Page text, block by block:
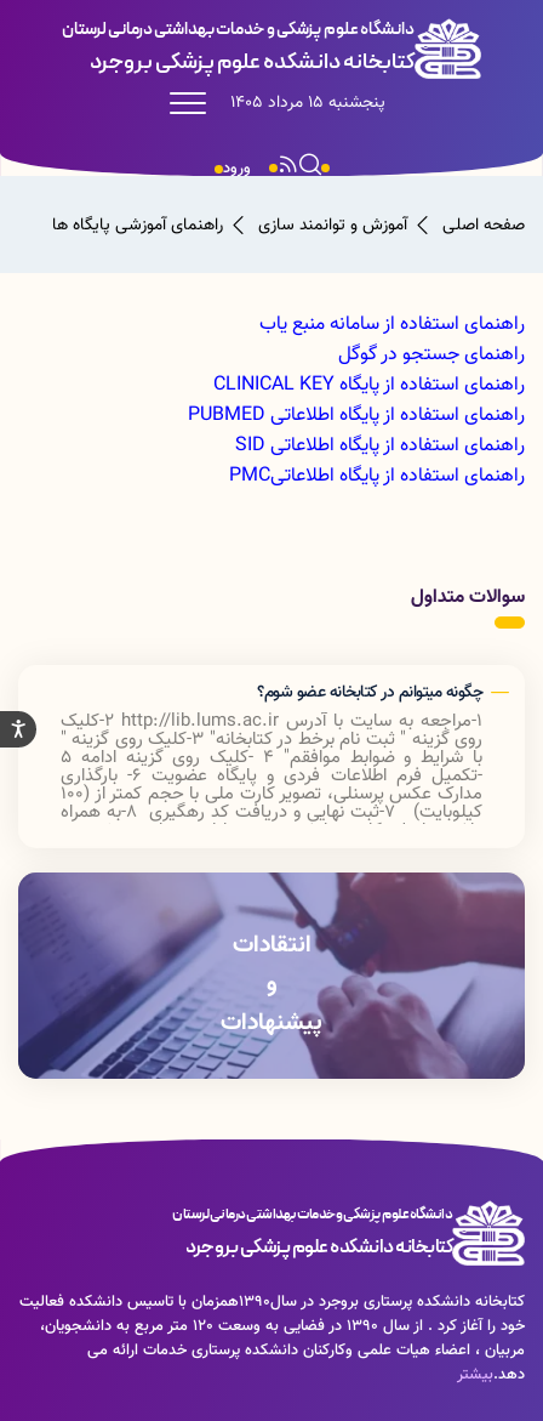
دانشگاه علوم پزشکی و خدمات بهداشتی درمانی لرستان
کتابخانه دانشکده علوم پزشکی بروجرد
پنجشنبه 15 مرداد 1405
ورود
صفحه اصلی آموزش و توانمند سازی راهنمای آموزشی پایگاه ها
راهنمای استفاده از سامانه منبع یاب
راهنمای جستجو در گوگل
راهنمای استفاده از پایگاه CLINICAL KEY
راهنمای استفاده از پایگاه اطلاعاتی PUBMED
راهنمای استفاده از پایگاه اطلاعاتی SID
راهنمای استفاده از پایگاه اطلاعاتیPMC
سوالات متداول
چگونه میتوانم در کتابخانه عضو شوم؟
1-مراجعه به سایت با آدرس http://lib.lums.ac.ir 2-کلیک
روی گزینه " ثبت نام برخط در کتابخانه" 3-کلیک روی گزینه "
با شرایط و ضوابط موافقم" 4 -کلیک روی گزینه ادامه 5
-تکمیل فرم اطلاعات فردی و پایگاه عضویت 6- بارگذاری
مدارک عکس پرسنلی، تصویر کارت ملی با حجم کمتر از (100
کیلوبایت) 7-ثبت نهایی و دریافت کد رهگیری 8-به همراه
داشتن اصل کارت دانشجویی در اولین مراجعه خود به
عضویت
انتقادات
و
پیشنهادات
دانشگاه علوم پزشکی و خدمات بهداشتی درمانی لرستان
کتابخانه دانشکده علوم پزشکی بروجرد
كتابخانه دانشكده پرستاری بروجرد در سال1390همزمان با تاسيس دانشكده فعاليت
خود را آغاز كرد . از سال 1390 در فضايی به وسعت 120 متر مربع به دانشجويان،
مربيان ، اعضاء هيات علمی وكاركنان دانشكده پرستاری خدمات ارائه می
دهد.بیشتر